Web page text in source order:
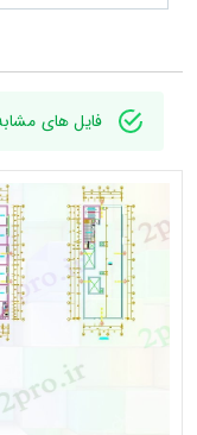
فایل های